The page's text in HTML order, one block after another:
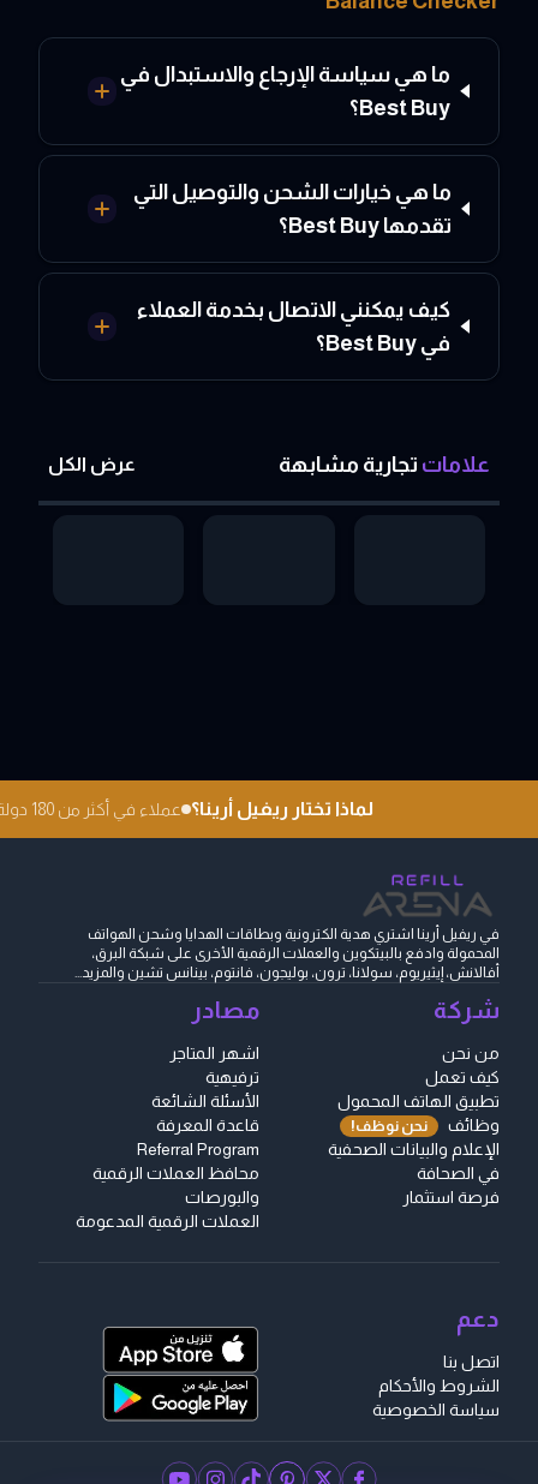
ما هي سياسة الإرجاع والاستبدال في
Best Buy؟
ما هي خيارات الشحن والتوصيل التي
تقدمها Best Buy؟
كيف يمكنني الاتصال بخدمة العملاء
في Best Buy؟
علامات تجارية مشابهة عرض الكل
لماذا تختار ريفيل أرينا؟ عملاء في أكثر من 180 دولة
في ريفيل أرينا اشتري هدية الكترونية وبطاقات الهدايا وشحن الهواتف
المحمولة وادفع بالبيتكوين والعملات الرقمية الأخرى على شبكة البرق،
أفالانش، إيثيريوم، سولانا، ترون، بوليجون، فانتوم، بينانس تشين والمزيد...
شركة
من نحن
كيف تعمل
تطبيق الهاتف المحمول
وظائف
نحن نوظف!
الإعلام والبيانات الصحفية
في الصحافة
فرصة استثمار
مصادر
اشهر المتاجر
ترفيهية
الأسئلة الشائعة
قاعدة المعرفة
Referral Program
محافظ العملات الرقمية
والبورصات
العملات الرقمية المدعومة
دعم
اتصل بنا
الشروط والأحكام
سياسة الخصوصية